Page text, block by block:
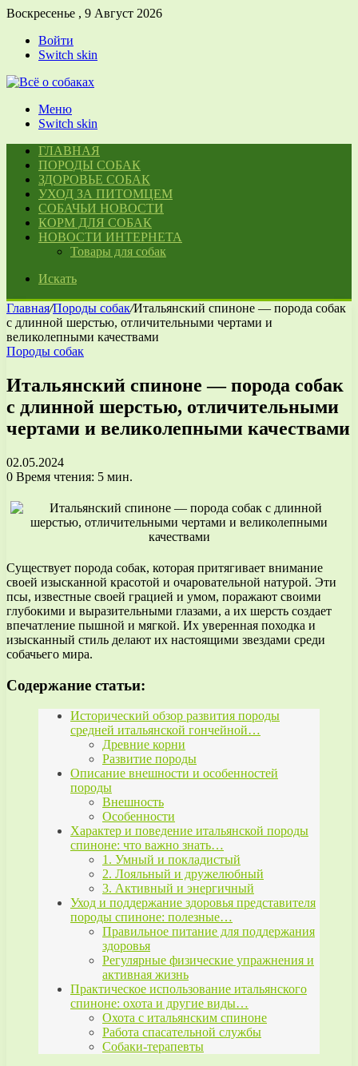
Воскресенье , 9 Август 2026
Войти
Switch skin
Меню
Switch skin
ГЛАВНАЯ
ПОРОДЫ СОБАК
ЗДОРОВЬЕ СОБАК
УХОД ЗА ПИТОМЦЕМ
СОБАЧЬИ НОВОСТИ
КОРМ ДЛЯ СОБАК
НОВОСТИ ИНТЕРНЕТА
Товары для собак
Искать
Главная/Породы собак/Итальянский спиноне — порода собак
с длинной шерстью, отличительными чертами и
великолепными качествами
Породы собак
Итальянский спиноне — порода собак
с длинной шерстью, отличительными
чертами и великолепными качествами
02.05.2024
0 Время чтения: 5 мин.
Существует порода собак, которая притягивает внимание
своей изысканной красотой и очаровательной натурой. Эти
псы, известные своей грацией и умом, поражают своими
глубокими и выразительными глазами, а их шерсть создает
впечатление пышной и мягкой. Их уверенная походка и
изысканный стиль делают их настоящими звездами среди
собачьего мира.
Содержание статьи:
Исторический обзор развития породы
средней итальянской гончейной…
Древние корни
Развитие породы
Описание внешности и особенностей
породы
Внешность
Особенности
Характер и поведение итальянской породы
спиноне: что важно знать…
1. Умный и покладистый
2. Лояльный и дружелюбный
3. Активный и энергичный
Уход и поддержание здоровья представителя
породы спиноне: полезные…
Правильное питание для поддержания
здоровья
Регулярные физические упражнения и
активная жизнь
Практическое использование итальянского
спиноне: охота и другие виды…
Охота с итальянским спиноне
Работа спасательной службы
Собаки-терапевты